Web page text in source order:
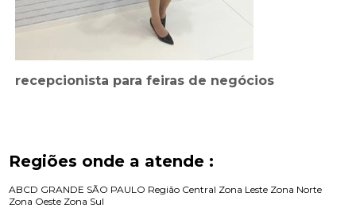
recepcionista para feiras de negócios
Regiões onde a atende :
ABCD GRANDE SÃO PAULO Região Central Zona Leste Zona Norte
Zona Oeste Zona Sul